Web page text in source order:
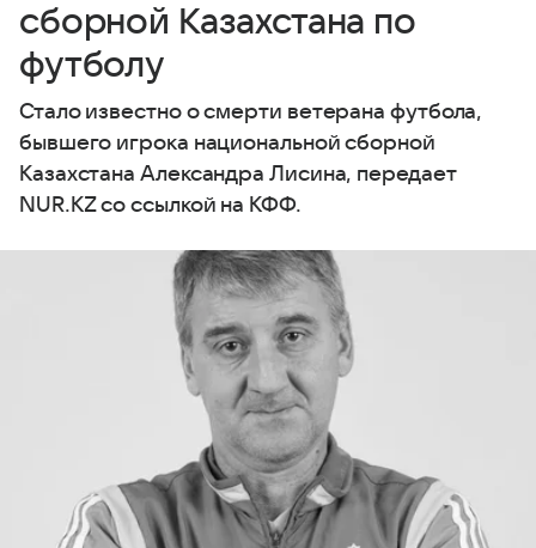
сборной Казахстана по
футболу
Стало известно о смерти ветерана футбола,
бывшего игрока национальной сборной
Казахстана Александра Лисина, передает
NUR.KZ со ссылкой на КФФ.